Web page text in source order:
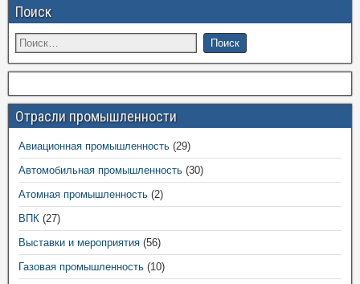
Поиск
Отрасли промышленности
Авиационная промышленность (29)
Автомобильная промышленность (30)
Атомная промышленность (2)
ВПК (27)
Выставки и мероприятия (56)
Газовая промышленность (10)